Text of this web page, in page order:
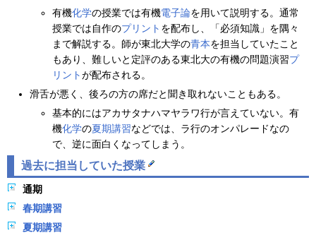
有機化学の授業では有機電子論を用いて説明する。通常
授業では自作のプリント を配布し、「必須知識」を隅々
まで解説する。師が東北大学の青本を担当していたこと
もあり、難しいと定評のある東北大の有機の問題演習プ
リントが配布される。
滑舌が悪く、後ろの方の席だと聞き取れないこともある。
基本的にはアカサタナハマヤラワ行が言えていない。有
機化学の夏期講習などでは、ラ行のオンパレードなの
で、逆に面白くなってしまう。
過去に担当していた授業
通期
春期講習
夏期講習